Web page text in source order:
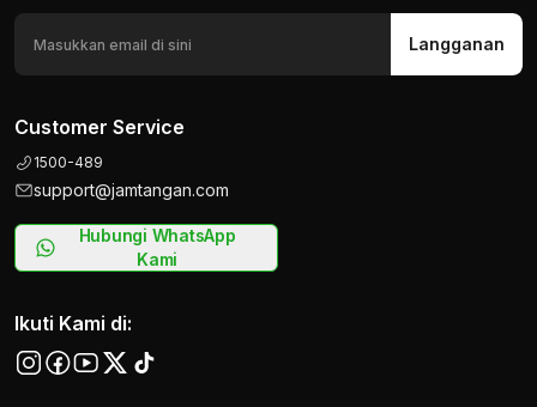
Langganan
Customer Service
1500-489
support@jamtangan.com
Hubungi WhatsApp
Kami
Ikuti Kami di: